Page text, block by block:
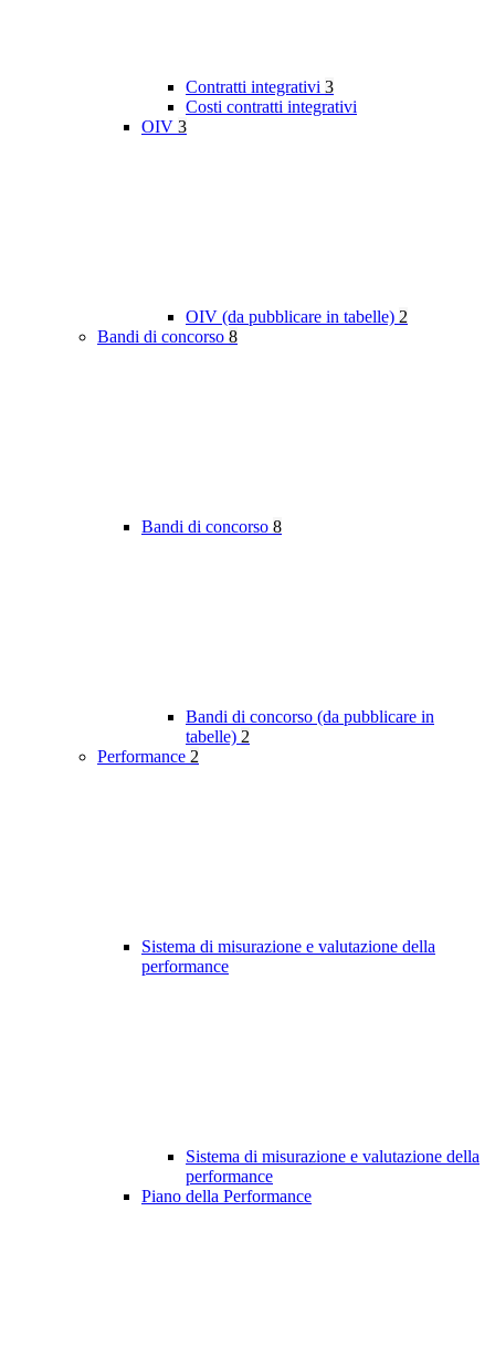
Contratti integrativi 3
Costi contratti integrativi
OIV 3
OIV (da pubblicare in tabelle) 2
Bandi di concorso 8
Bandi di concorso 8
Bandi di concorso (da pubblicare in
tabelle) 2
Performance 2
Sistema di misurazione e valutazione della
performance
Sistema di misurazione e valutazione della
performance
Piano della Performance